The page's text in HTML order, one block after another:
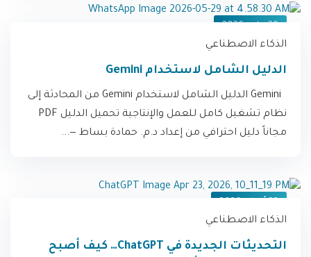
الذكاء الاصطناعي
الدليل الشامل لاستخدام Gemini
Gemini الدليل الشامل لاستخدام Gemini من المحادثة إلى
نظام تشغيل كامل للعمل والإنتاجية تحميل الدليل PDF
مجاناً دليل احترافي من إعداد د.م. حمادة بساط —...
الذكاء الاصطناعي
التحديثات الجديدة في ChatGPT… كيف أصبح